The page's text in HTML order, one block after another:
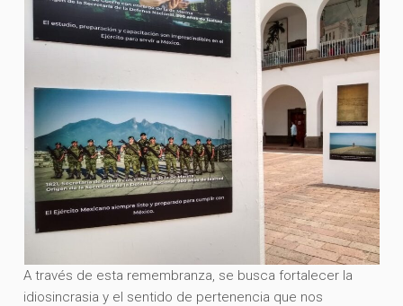
A través de esta remembranza, se busca fortalecer la
idiosincrasia y el sentido de pertenencia que nos